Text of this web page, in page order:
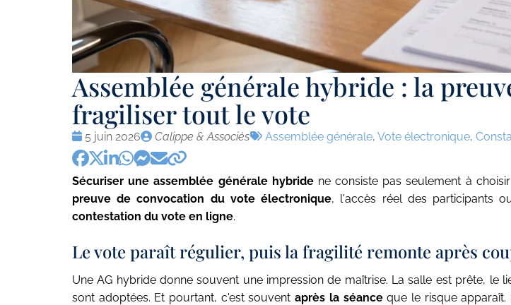
Assemblée générale hybride : la
fragiliser tout le vote
Date
:
5 juin 2026
Publié
par
Calippe & Associés
Tags
Assemblée générale, Vote électronique,
Sécuriser une assemblée générale hybridene consiste pas seulement à
preuve de convocation du vote électronique, l'accès réel des participants
contestation du vote en ligne.
Le vote paraît régulier, puis la fragilité remonte après
Une AG hybride donne souvent une impression de maîtrise. La salle est prête,
sont adoptées. Et pourtant, c'est souventaprès la séanceque le risque apparaît.